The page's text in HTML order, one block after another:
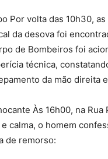
Por volta das 10h30,
da desova foi
de Bombeiros foi
técnica,
da mão direita
Às 16h00, na
calma, o homem
de remorso: